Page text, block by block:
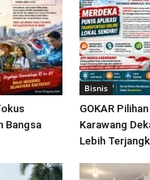
Bangsa
Bisnis
GOKAR
Karawang
Lebih